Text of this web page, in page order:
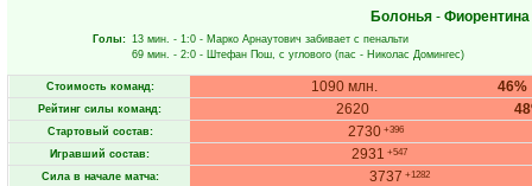
Болонья - Фиорентина
Голы: 13 мин. - 1:0 - Марко Арнаутович забивает с пенальти
69 мин. - 2:0 - Штефан Пош, с углового (пас - Николас Домингес)
Стоимость команд: 46%
1090 млн.
Рейтинг силы команд: 2620
Стартовый состав: 2730+396
Игравший состав: 2931 +547
Сила в начале матча: 3737 +1282